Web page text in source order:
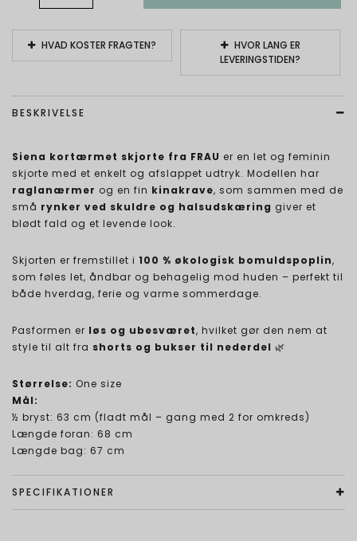
HVAD KOSTER FRAGTEN?
HVOR LANG ER
LEVERINGSTIDEN?
BESKRIVELSE
Siena kortærmet skjorte fra FRAU er en let og feminin
skjorte med et enkelt og afslappet udtryk. Modellen har
raglanærmer og en fin kinakrave, som sammen med de
små rynker ved skuldre og halsudskæring giver et
blødt fald og et levende look.
Skjorten er fremstillet i 100 % økologisk bomuldspoplin,
som føles let, åndbar og behagelig mod huden – perfekt til
både hverdag, ferie og varme sommerdage.
Pasformen er løs og ubesværet, hvilket gør den nem at
style til alt fra shorts og bukser til nederdel 🌿
Størrelse: One size
Mål:
½ bryst: 63 cm (fladt mål – gang med 2 for omkreds)
Længde foran: 68 cm
Længde bag: 67 cm
SPECIFIKATIONER